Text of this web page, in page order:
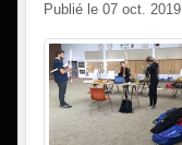
Publié le 07 oct. 2019